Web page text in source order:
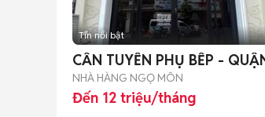
Tin nổi bật
CẦN TUYỂN PHỤ BẾP -
NHÀ HÀNG NGỌ MÔN
Đến 12 triệu/tháng